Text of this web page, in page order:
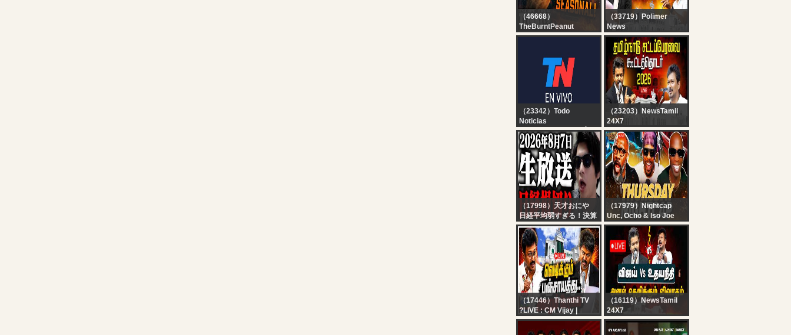
（46668）
TheBurntPeanut
?LIVE | TARKOV
HutchMF x GIMMICK |
THICC MEN
THURSDAY |
#BUNGULATE
（33719）Polimer
News
?LIVE : CMVijay |
Udhayanidhi Stalin |
TNAssembly 2026 |
சட்டப்பேரவையில் இருந்து
நேரலை.. Mekedatu
（23342）Todo
Noticias
TN EN VIVO - SEGUÍ LA
TRANSMISIÓN EN VIVO
DE TODO NOTICIAS
（23203）NewsTamil
24X7
?LIVE : TN Assembly |
TVK | CM Vijay | தமிழக
சட்டப்பேரவை - 2026..
தொடர் நேரலை | TN
Budget
（17998）天才おにや
日経平均弱すぎる！決算
ウィークも終盤戦！！電
線こい！！追証やだ！ど
うなる半導体メモリーの
行く末は。え～普通に損
切りです。機関の皆さん
今日もお仕事頑張ってく
ださい！お昼の後場寄り
付き株ライブ生放送！！
（17979）Nightcap
Unc, Ocho & Iso Joe
react to Panthers-
Cardinals, Gibbs gets
PAID, Cam a HOFer? |
Nightcap
（17446）Thanthi TV
?LIVE : CM Vijay |
Udhayanidhi Stalin | TN
Assembly 2026 |
（16119）NewsTamil
24X7
? LIVE : TN Assembly |
CM Vijay | TVK | விஜய்